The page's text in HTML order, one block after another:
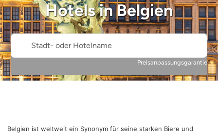
Hotels inBelgien
Stadt- oder Hotelname
Preisanpassungsgarantie
Belgien ist weltweit ein Synonym für seine starken Biere und